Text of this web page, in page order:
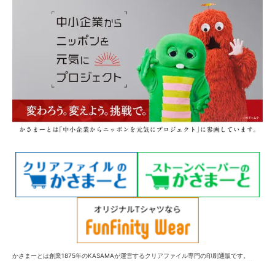
かさまーとは創業1875年のKASAMAが運営するクリアファイル専門の印刷通販です。